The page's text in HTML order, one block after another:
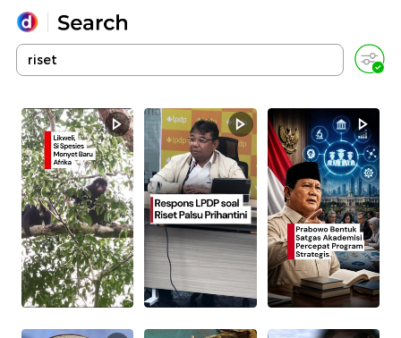
Yang sedang ramai dicari
Loading...
Promoted
Terakhir yang dicari